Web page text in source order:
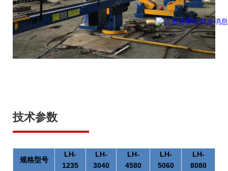
技术参数
规格型号
LH-
1235
LH-
3040
LH-
4580
LH-
5060
LH-
8080